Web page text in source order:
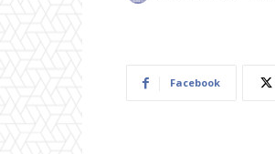
Facebook